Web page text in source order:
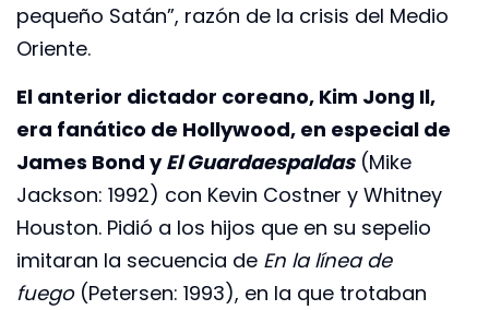
pequeño Satán”, razón de la crisis del Medio
Oriente.
El anterior dictador coreano, Kim Jong Il,
era fanático de Hollywood, en especial de
James Bond yEl Guardaespaldas(Mike
Jackson: 1992) con Kevin Costner y Whitney
Houston. Pidió a los hijos que en su sepelio
imitaran la secuencia de En la línea de
fuego(Petersen: 1993), en la que trotaban